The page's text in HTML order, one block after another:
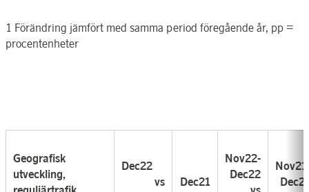
1 Förändring jämfört med samma period föregående år, pp =
procentenheter
Geografisk
utveckling,
Dec22
vs
Dec21
Nov22-
Dec22